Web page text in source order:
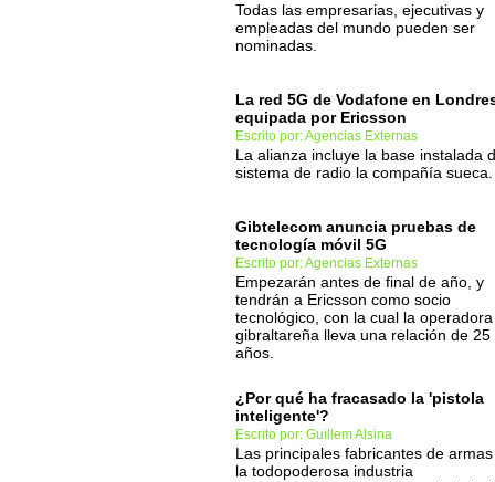
Todas las empresarias, ejecutivas y
empleadas del mundo pueden ser
nominadas.
La red 5G de Vodafone en
equipada por Ericsson
Escrito por: Agencias Externas
La alianza incluye la base instalada
sistema de radio la compañía sueca.
Gibtelecom anuncia pruebas de
tecnología móvil 5G
Escrito por: Agencias Externas
Empezarán antes de final de año, y
tendrán a Ericsson como socio
tecnológico, con la cual la operadora
gibraltareña lleva una relación de 25
años.
¿Por qué ha fracasado la 'pistola
inteligente'?
Escrito por: Guillem Alsina
Las principales fabricantes de
la todopoderosa industria